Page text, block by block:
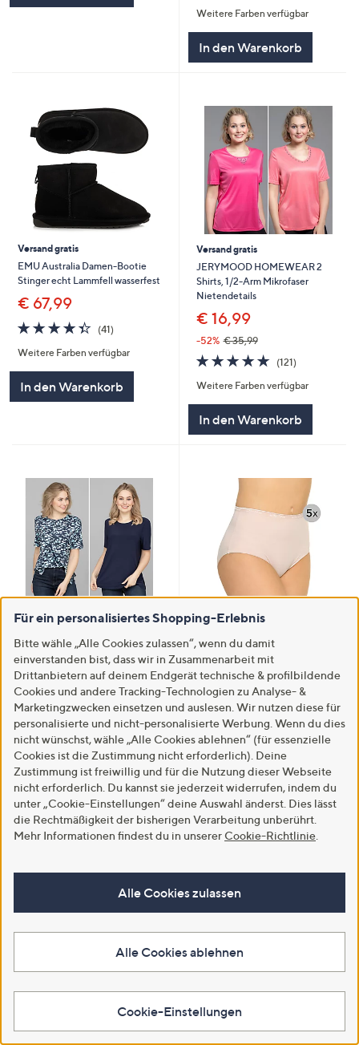
5
Weitere Farben verfügbar
In den Warenkorb
Versand gratis
EMU Australia Damen-Bootie
Stinger echt Lammfell wasserfest
€ 67,99
4.3
von
5
(41)
Weitere Farben verfügbar
In den Warenkorb
Versand gratis
JERYMOOD HOMEWEAR 2
Shirts, 1/2-Arm Mikrofaser
Nietendetails
€ 16,99
-52% € 35,99
4.7
von
5
(121)
Weitere Farben verfügbar
In den Warenkorb
Versand gratis
IN-PRINT 2 Shirts, 1/2-Arm
Rundhalsausschnitt
Seitenschlitze uni und bedruckt
€ 29,99
-62% € 79,99
3.4
von
5
(21) 21
Bewertungen
Weitere Farben verfügbar
In den Warenkorb
Versand gratis
B-Ware LITTLE ROSE 5 Midislips
Mikrofasermischung Jacquard im
Bund
€ 20,48
4.0
von
5
4
Bewertungen
Weitere Farben verfügbar
In den Warenkorb
Versand gratis
JERYMOOD HOMEWEAR Shirt,
Versand gratis
B-Ware ANNA VON
Für ein personalisiertes Shopping-Erlebnis
Bitte wähle „Alle Cookies zulassen“, wenn du damit
einverstanden bist, dass wir in Zusammenarbeit mit
Drittanbietern auf deinem Endgerät technische & profilbildende
Cookies und andere Tracking-Technologien zu Analyse- &
Marketingzwecken einsetzen und auslesen. Wir nutzen diese für
personalisierte und nicht-personalisierte Werbung. Wenn du dies
nicht wünschst, wähle „Alle Cookies ablehnen“ (für essenzielle
Cookies ist die Zustimmung nicht erforderlich). Deine
Zustimmung ist freiwillig und für die Nutzung dieser Webseite
nicht erforderlich. Du kannst sie jederzeit widerrufen, indem du
unter „Cookie-Einstellungen“ deine Auswahl änderst. Dies lässt
die Rechtmäßigkeit der bisherigen Verarbeitung unberührt.
Mehr Informationen findest du in unserer Cookie-Richtlinie
Alle Cookies zulassen
Alle Cookies ablehnen
Cookie-Einstellungen